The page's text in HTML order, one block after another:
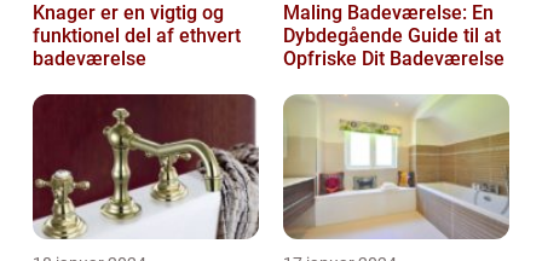
Knager er en vigtig og
funktionel del af ethvert
badeværelse
Maling Badeværelse: En
Dybdegående Guide til at
Opfriske Dit Badeværelse